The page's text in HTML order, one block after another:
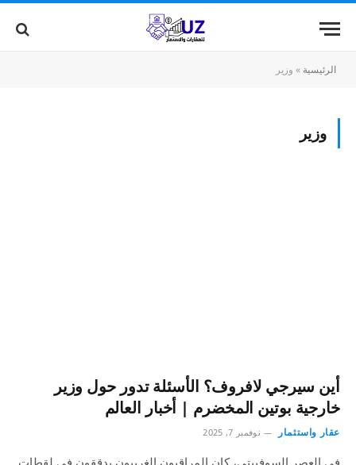
الرئيسية » وزير
وزير
أين سيرجي لافروف؟ الأسئلة تدور حول وزير
خارجية بوتين المخضرم | أخبار العالم
عقار واستثمار نوفمبر 7, 2025
في العصر السوفييتي، كان المراقبون الغربيون يدققون في لقطات